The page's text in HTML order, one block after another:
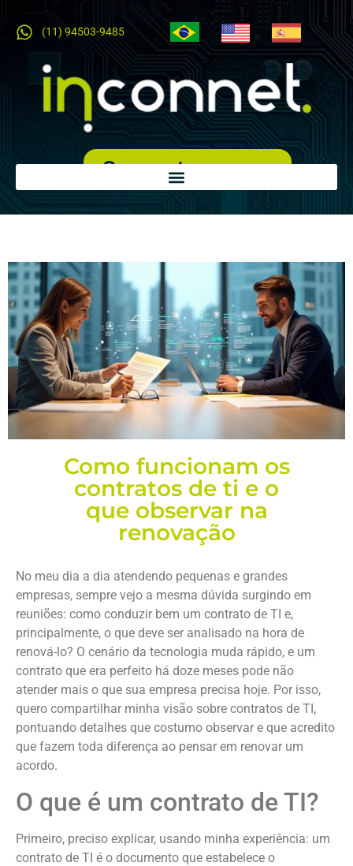
(11) 94503-9485
Orçamento expresso
Como funcionam os
contratos de ti e o
que observar na
renovação
No meu dia a dia atendendo pequenas e grandes
empresas, sempre vejo a mesma dúvida surgindo em
reuniões: como conduzir bem um contrato de TI e,
principalmente, o que deve ser analisado na hora de
renová-lo? O cenário da tecnologia muda rápido, e um
contrato que era perfeito há doze meses pode não
atender mais o que sua empresa precisa hoje. Por isso,
quero compartilhar minha visão sobre contratos de TI,
pontuando detalhes que costumo observar e que acredito
que fazem toda diferença ao pensar em renovar um
acordo.
O que é um contrato de TI?
Primeiro, preciso explicar, usando minha experiência: um
contrato de TI é o documento que estabelece o